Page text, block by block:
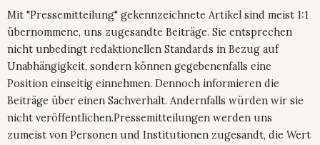
Mit "Pressemitteilung" gekennzeichnete Artikel sind meist 1:1
übernommene, uns zugesandte Beiträge. Sie entsprechen
nicht unbedingt redaktionellen Standards in Bezug auf
Unabhängigkeit, sondern können gegebenenfalls eine
Position einseitig einnehmen. Dennoch informieren die
Beiträge über einen Sachverhalt. Andernfalls würden wir sie
nicht veröffentlichen.Pressemitteilungen werden uns
zumeist von Personen und Institutionen zugesandt, die Wert